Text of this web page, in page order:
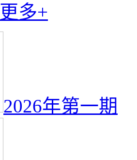
更多+
2026年第一期